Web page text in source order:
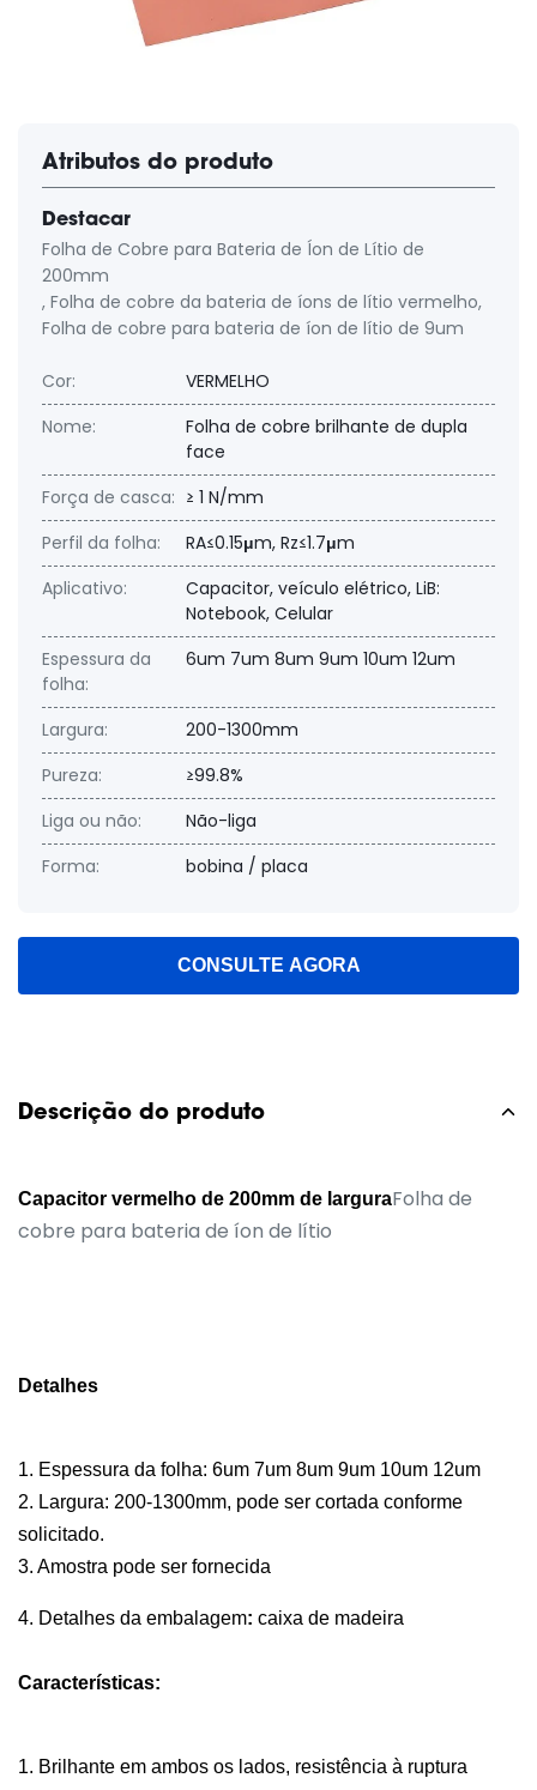
Atributos do produto
Destacar
Folha de Cobre para Bateria de Íon de Lítio de
200mm
, Folha de cobre da bateria de íons de lítio vermelho,
Folha de cobre para bateria de íon de lítio de 9um
Cor:
VERMELHO
Nome:
Folha de cobre brilhante de dupla
face
Força de casca: ≥ 1 N/mm
Perfil da folha:
RA≤0.15μm, Rz≤1.7μm
Aplicativo:
Capacitor, veículo elétrico, LiB:
Notebook, Celular
Espessura da
folha:
6um 7um 8um 9um 10um 12um
Largura:
200-1300mm
Pureza:
≥99.8%
Liga ou não:
Não-liga
Forma:
bobina / placa
CONSULTE AGORA
Descrição do produto
Capacitor vermelho de 200mm de larguraFolha de
cobre para bateria de íon de lítio
Detalhes
1. Espessura da folha: 6um 7um 8um 9um 10um 12um
2. Largura: 200-1300mm, pode ser cortada conforme
solicitado.
3. Amostra pode ser fornecida
4. Detalhes da embalagem: caixa de madeira
Características:
1. Brilhante em ambos os lados, resistência à ruptura